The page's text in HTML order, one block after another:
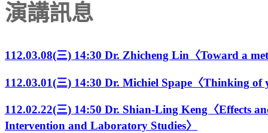
演講訊息
112.03.08(三) 14:30 Dr. Zhicheng Lin〈Toward a
112.03.01(三) 14:30 Dr. Michiel Spape〈Thinking of
112.02.22(三) 14:50 Dr. Shian-Ling Keng〈Effects
Intervention and Laboratory Studies〉